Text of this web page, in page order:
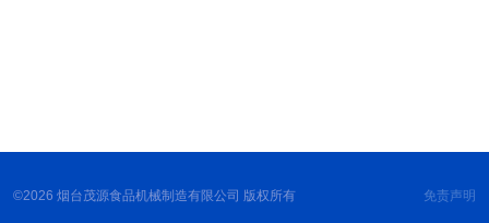
©2026 烟台茂源食品机械制造有限公司 版权所有 免责声明